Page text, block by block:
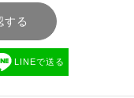
する
LINEで送る